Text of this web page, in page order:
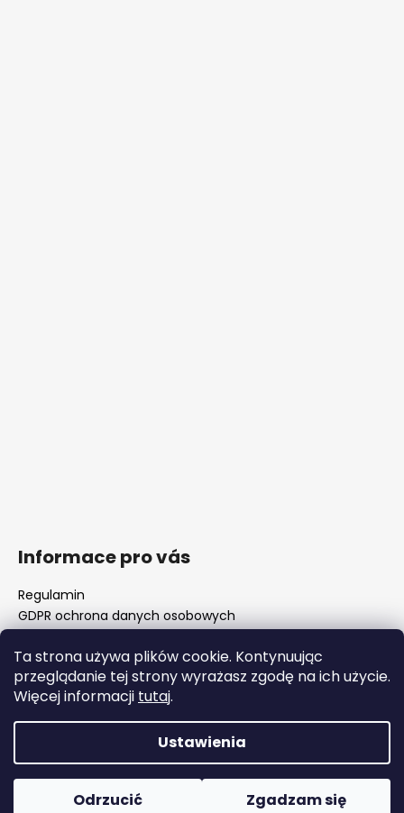
Ta strona używa plików cookie. Kontynuując
przeglądanie tej strony wyrażasz zgodę na ich użycie.
Więcej informacji tutaj.
Ustawienia
Odrzucić Zgadzam się
Informace pro vás
Regulamin
GDPR ochrona danych osobowych
FAQ - częste pytania
Surówki luf i rozwiertaki komorowe
Ważne zmiany legislacyjne od 1 stycznia 2026 r.
Copyright 2026WOJOCZEK. Wszystkie prawa